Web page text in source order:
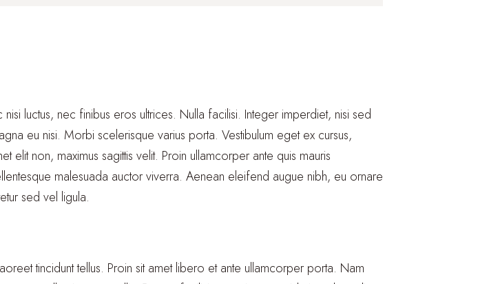
luctus, nec finibus eros ultrices. Nulla facilisi. Integer imperdiet, nisi sed
eu nisi. Morbi scelerisque varius porta. Vestibulum eget ex cursus,
non, maximus sagittis velit. Proin ullamcorper ante quis mauris
malesuada auctor viverra. Aenean eleifend augue nibh, eu ornare
sed vel ligula.
tincidunt tellus. Proin sit amet libero et ante ullamcorper porta. Nam